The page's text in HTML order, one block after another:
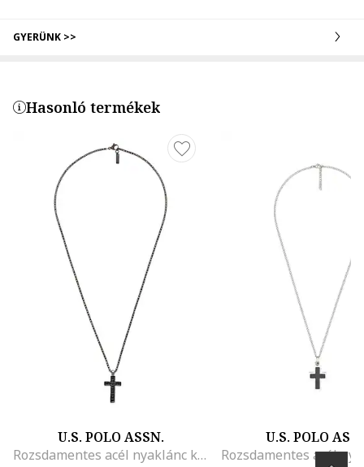
GYERÜNK >>
Hasonló termékek
U.S. POLO ASSN.
Rozsdamentes acél nyaklánc kereszt alakú részlettel
U.S. POLO